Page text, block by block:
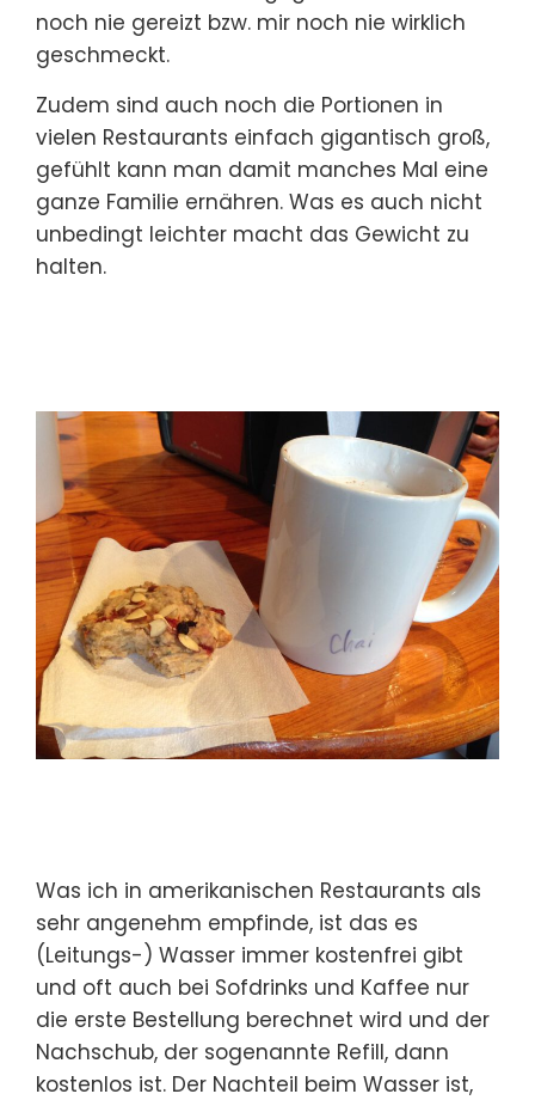
noch nie gereizt bzw. mir noch nie wirklich
geschmeckt.
Zudem sind auch noch die Portionen in
vielen Restaurants einfach gigantisch groß,
gefühlt kann man damit manches Mal eine
ganze Familie ernähren. Was es auch nicht
unbedingt leichter macht das Gewicht zu
halten.
Was ich in amerikanischen Restaurants als
sehr angenehm empfinde, ist das es
(Leitungs-) Wasser immer kostenfrei gibt
und oft auch bei Sofdrinks und Kaffee nur
die erste Bestellung berechnet wird und der
Nachschub, der sogenannte Refill, dann
kostenlos ist. Der Nachteil beim Wasser ist,